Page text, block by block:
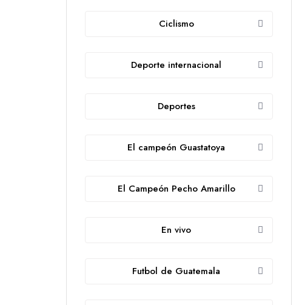
Ciclismo
Deporte internacional
Deportes
El campeón Guastatoya
El Campeón Pecho Amarillo
En vivo
Futbol de Guatemala